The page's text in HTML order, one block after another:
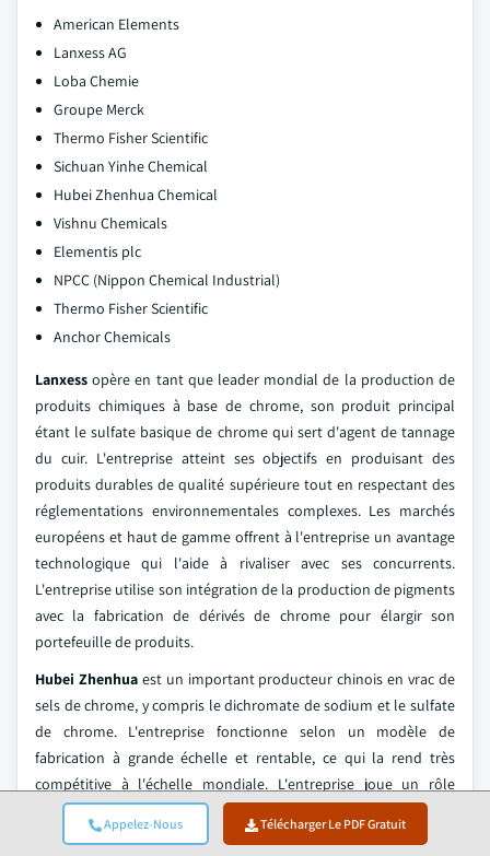
Appelez-Nous Télécharger Le PDF Gratuit
American Elements
Lanxess AG
Loba Chemie
Groupe Merck
Thermo Fisher Scientific
Sichuan Yinhe Chemical
Hubei Zhenhua Chemical
Vishnu Chemicals
Elementis plc
NPCC (Nippon Chemical Industrial)
Thermo Fisher Scientific
Anchor Chemicals
Lanxess opère en tant que leader mondial de la production de
produits chimiques à base de chrome, son produit principal
étant le sulfate basique de chrome qui sert d'agent de tannage
du cuir. L'entreprise atteint ses objectifs en produisant des
produits durables de qualité supérieure tout en respectant des
réglementations environnementales complexes. Les marchés
européens et haut de gamme offrent à l'entreprise un avantage
technologique qui l'aide à rivaliser avec ses concurrents.
L'entreprise utilise son intégration de la production de pigments
avec la fabrication de dérivés de chrome pour élargir son
portefeuille de produits.
Hubei Zhenhuaest un important producteur chinois en vrac de
sels de chrome, y compris le dichromate de sodium et le sulfate
de chrome. L'entreprise fonctionne selon un modèle de
fabrication à grande échelle et rentable, ce qui la rend très
compétitive à l'échelle mondiale. L'entreprise joue un rôle
essentiel dans les chaînes d'approvisionnement qui dépendent
des exportations, car elle fournit des produits de qualité